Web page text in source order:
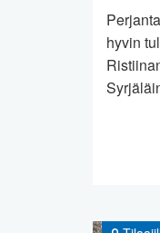
hyvin